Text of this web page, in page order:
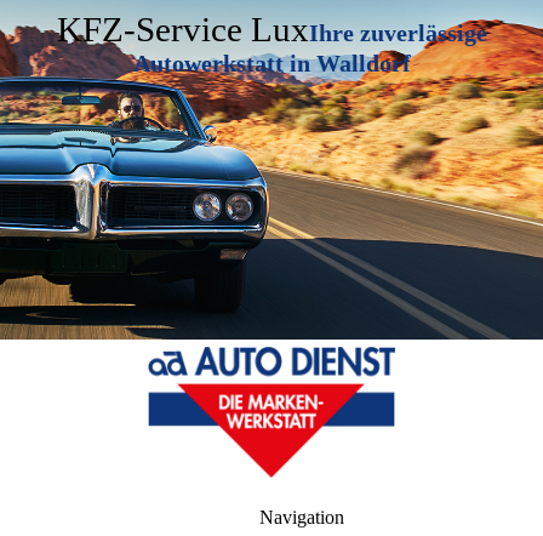
KFZ-Service LuxIhre zuverlässige
Autowerkstatt in Walldorf
Navigation